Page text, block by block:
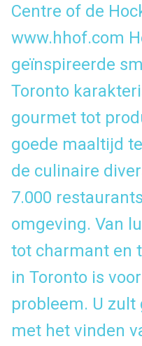
Centre of de
www.hhof.com
geïnspireerde
Toronto
gourmet tot
goede maaltijd
de culinaire
7.000
omgeving. Van
tot charmant en
in Toronto is
probleem. U zult
met het vinden